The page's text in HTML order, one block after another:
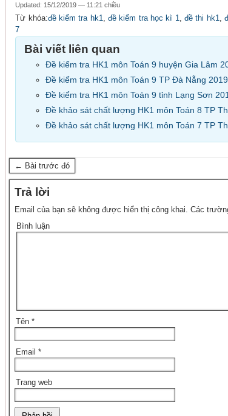
Updated: 15/12/2019 — 11:21 chiều
Từ khóa:đề kiểm tra hk1 ,đề kiểm tra học kì 1 ,đề thi hk1 ,
7
Bài viết liên quan
Đề kiểm tra HK1 môn Toán 9 huyện Gia Lâm
Đề kiểm tra HK1 môn Toán 9 TP Đà Nẵng
Đề kiểm tra HK1 môn Toán 9 tỉnh Lạng Sơn
Đề khảo sát chất lượng HK1 môn Toán 8 TP
Đề khảo sát chất lượng HK1 môn Toán 7 TP
← Bài trước đó
Trả lời
Email của bạn sẽ không được hiển thị công khai. Các
Bình luận
Tên*
Email*
Trang web